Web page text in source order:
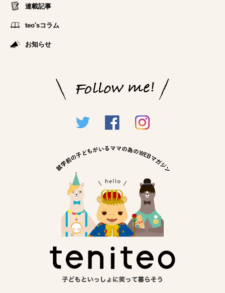
連載記事
teo'sコラム
お知らせ